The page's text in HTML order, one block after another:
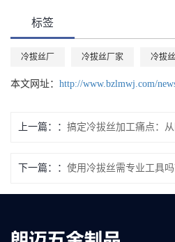
标签
冷拔丝厂 冷拔丝厂家 冷拔丝
本文网址： http://www.bzlmwj.com/
上一篇：
下一篇：